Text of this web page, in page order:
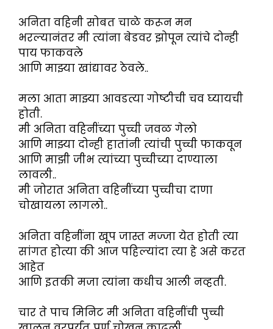
अनिता वहिनी सोबत चाळे करून मन
भरल्यानंतर मी त्यांना बेडवर झोपून त्यांचे दोन्ही
पाय फाकवले
आणि माझ्या खांद्यावर ठेवले..
मला आता माझ्या आवडत्या गोष्टीची चव घ्यायची
होती.
मी अनिता वहिनींच्या पुच्ची जवळ गेलो
आणि माझ्या दोन्ही हातांनी त्यांची पुच्ची फाकवून
आणि माझी जीभ त्यांच्या पुच्चीच्या दाण्याला
लावली..
मी जोरात अनिता वहिनींच्या पुच्चीचा दाणा
चोखायला लागलो..
अनिता वहिनींना खूप जास्त मज्जा येत होती त्या
सांगत होत्या की आज पहिल्यांदा त्या हे असे करत
आहेत
आणि इतकी मजा त्यांना कधीच आली नव्हती.
चार ते पाच मिनिट मी अनिता वहिनींची पुच्ची